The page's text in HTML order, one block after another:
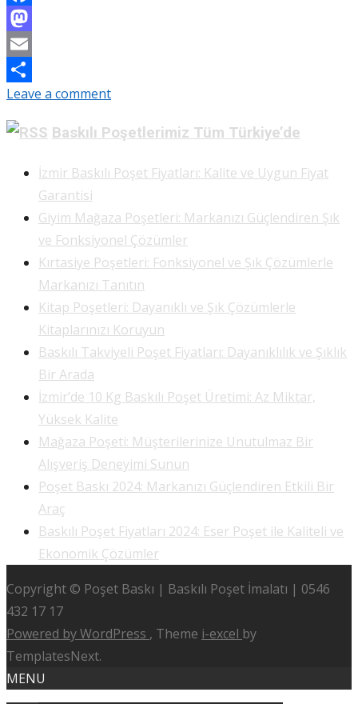
Facebook
Mastodon
Email
Share
Leave a comment
Baskılı Poşetlerimiz Tüm Türkiye’de
İzmir Baskılı Poşet Fiyatları: Kalite ve Uygun Fiyat
Garantisi
Giyim Mağaza Poşetleri: Markanızı Güçlendiren Şık
ve Fonksiyonel Çözümler
Kırtasiye Poşetleri: Fonksiyonel ve Şık Çözümlerle
Markanızı Tanıtın
Kitap Poşetleri: Dayanıklı ve Şık Çözümlerle
Kitaplarınızı Koruyun
Baskılı Takviyeli Poşet Fiyatları: Dayanıklılık ve Şıklık
Bir Arada
İzmir’de 10 Kg Baskılı Poşet Üretimi: Az Miktar,
Yüksek Kalite
Mağaza Poşeti: Müşterilerinize Unutulmaz Bir
Alışveriş Deneyimi Sunun
Poşet Baskı 2024: Markanızı Güçlendiren Etkili Bir
Araç
Baskılı Poşet Fiyatları 2024: Eser Poşet ile Kaliteli ve
Ekonomik Çözümler
Copyright © Poşet Baskı | Baskılı Poşet İmalatı | 0546
432 17 17
Powered by WordPress , Theme i-excel by
TemplatesNext.
MENU